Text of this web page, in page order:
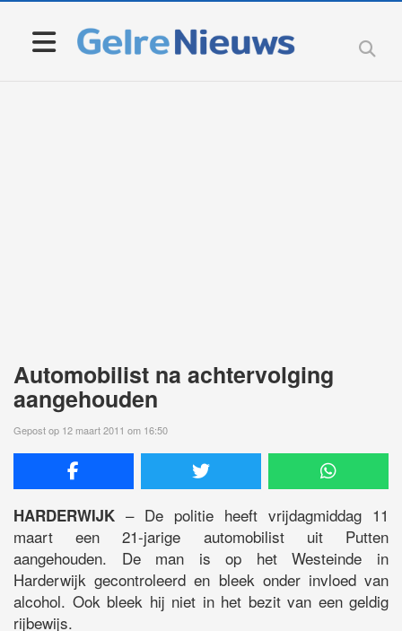
Automobilist na achtervolging
aangehouden
Gepost op 12 maart 2011 om 16:50
HARDERWIJK – De politie heeft vrijdagmiddag 11
maart een 21-jarige automobilist uit Putten
aangehouden. De man is op het Westeinde in
Harderwijk gecontroleerd en bleek onder invloed van
alcohol. Ook bleek hij niet in het bezit van een geldig
rijbewijs.